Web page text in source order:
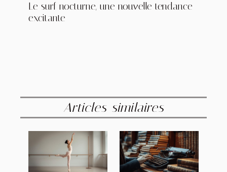
Le surf nocturne, une nouvelle tendance
excitante
Articles similaires